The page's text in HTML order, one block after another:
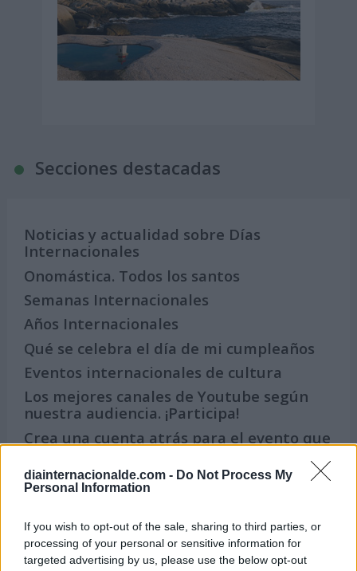
diainternacionalde.com - Do Not Process My
Personal Information
If you wish to opt-out of the sale, sharing to third parties, or
processing of your personal or sensitive information for
targeted advertising by us, please use the below opt-out
Secciones destacadas
Noticias y actualidad sobre Días
Internacionales
Onomástica. Todos los santos
Semanas Internacionales
Años Internacionales
Qué se celebra el día de mi cumpleaños
Eventos internacionales de cultura
Los mejores canales de Youtube según
nuestra audiencia. ¡Participa!
Crea una cuenta atrás para el evento que
¿Qué día crearías tu?
Calendarios